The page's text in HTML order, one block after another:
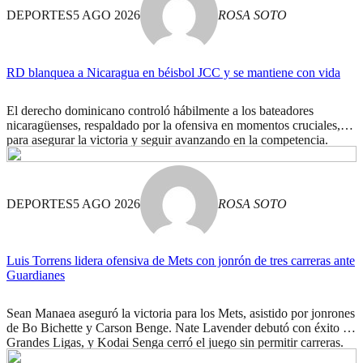
DEPORTES5 AGO 2026 ROSA SOTO
RD blanquea a Nicaragua en béisbol JCC y se mantiene con vida
El derecho dominicano controló hábilmente a los bateadores
nicaragüenses, respaldado por la ofensiva en momentos cruciales,
para asegurar la victoria y seguir avanzando en la competencia.
DEPORTES5 AGO 2026 ROSA SOTO
Luis Torrens lidera ofensiva de Mets con jonrón de tres carreras ante
Guardianes
Sean Manaea aseguró la victoria para los Mets, asistido por jonrones
de Bo Bichette y Carson Benge. Nate Lavender debutó con éxito en
Grandes Ligas, y Kodai Senga cerró el juego sin permitir carreras.